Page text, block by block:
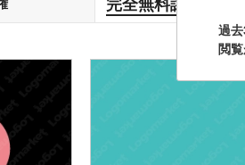
過
閲覧